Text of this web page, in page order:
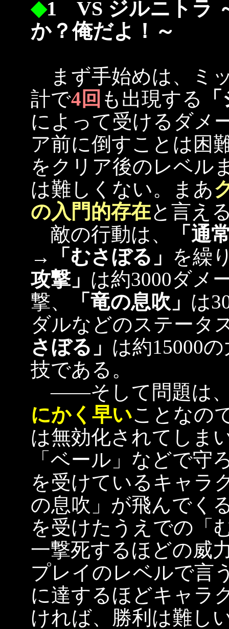
◆1 VS ジルニトラ
か？俺だよ！～
まず手始めは、ミ
計で4回 も出現する
によって受けるダメ
ア前に倒すことは困
をクリア後のレベル
は難しくない。まあ
の入門的存在と言え
敵の行動は、
「通
→
「むさぼる」 を繰
攻撃」 は約3000ダメ
撃、
「竜の息吹」 は
ダルなどのステータ
さぼる」 は約15000
技である。
――そして問題は
にかく早いことなの
は無効化されてしま
「ベール」などで守
を受けているキャラ
の息吹」が飛んでく
を受けたうえでの「
一撃死するほどの威
プレイのレベルで言
に達するほどキャラ
ければ、勝利は難し